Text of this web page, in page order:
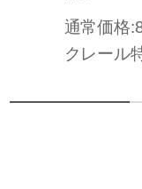
通常価格
クレール